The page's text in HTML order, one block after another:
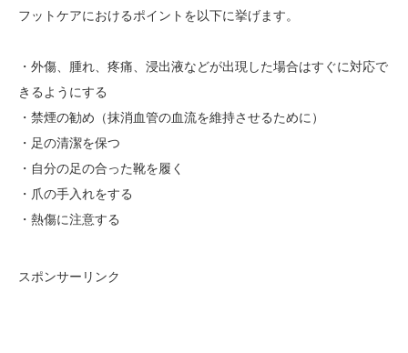
フットケアにおけるポイントを以下に挙げます。
・外傷、腫れ、疼痛、浸出液などが出現した場合はすぐに対応で
きるようにする
・禁煙の勧め（抹消血管の血流を維持させるために）
・足の清潔を保つ
・自分の足の合った靴を履く
・爪の手入れをする
・熱傷に注意する
スポンサーリンク